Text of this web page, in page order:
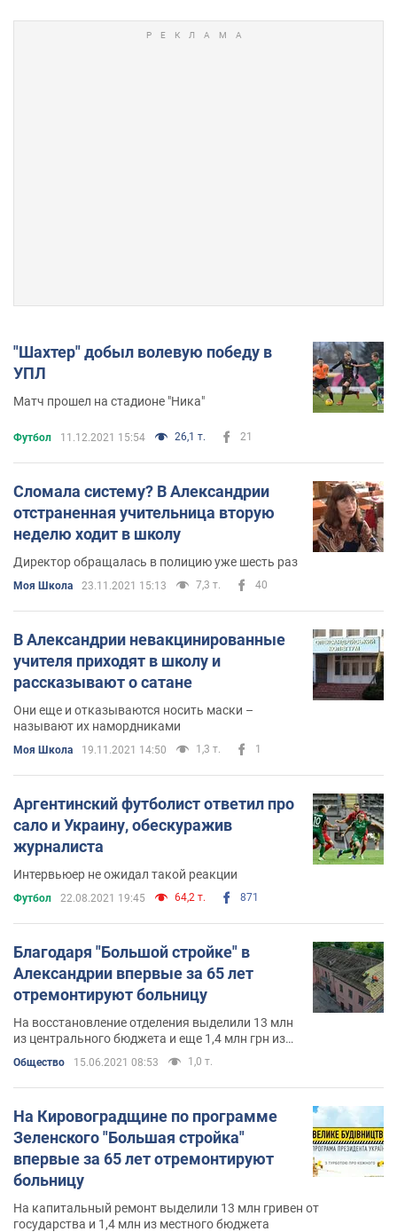
"Шахтер" добыл волевую победу в
УПЛ
Матч прошел на стадионе "Ника"
Футбол 11.12.2021 15:54 26,1 т. 21
Сломала систему? В Александрии
отстраненная учительница вторую
неделю ходит в школу
Директор обращалась в полицию уже шесть раз
Моя Школа 23.11.2021 15:13 7,3 т. 40
В Александрии невакцинированные
учителя приходят в школу и
рассказывают о сатане
Они еще и отказываются носить маски –
называют их намордниками
Моя Школа 19.11.2021 14:50 1,3 т. 1
Аргентинский футболист ответил про
сало и Украину, обескуражив
журналиста
Интервьюер не ожидал такой реакции
Футбол 22.08.2021 19:45 64,2 т. 871
Благодаря "Большой стройке" в
Александрии впервые за 65 лет
отремонтируют больницу
На восстановление отделения выделили 13 млн
из центрального бюджета и еще 1,4 млн грн из
Общество 15.06.2021 08:53 1,0 т.
На Кировоградщине по программе
Зеленского "Большая стройка"
впервые за 65 лет отремонтируют
больницу
На капитальный ремонт выделили 13 млн гривен от
государства и 1,4 млн из местного бюджета